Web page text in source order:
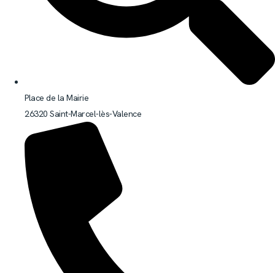
Place de la Mairie
26320 Saint-Marcel-lès-Valence